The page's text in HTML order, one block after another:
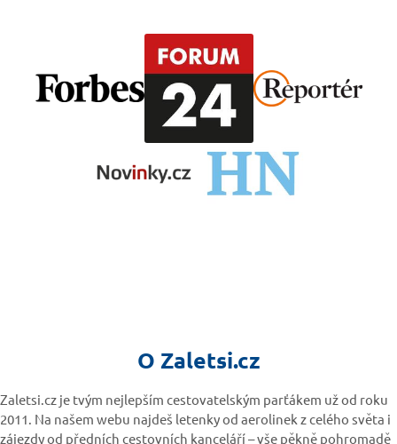
O Zaletsi.cz
Zaletsi.cz je tvým nejlepším cestovatelským parťákem už od roku
2011. Na našem webu najdeš letenky od aerolinek z celého světa i
zájezdy od předních cestovních kanceláří – vše pěkně pohromadě